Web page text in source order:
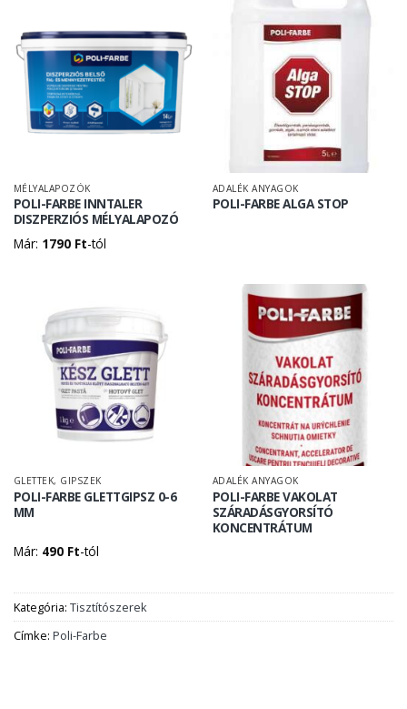
MÉLYALAPOZÓK
POLI-FARBE INNTALER
DISZPERZIÓS MÉLYALAPOZÓ
Már: 1790 Ft-tól
ADALÉK ANYAGOK
POLI-FARBE ALGA STOP
GLETTEK, GIPSZEK
POLI-FARBE GLETTGIPSZ 0-6
MM
Már: 490 Ft-tól
ADALÉK ANYAGOK
POLI-FARBE VAKOLAT
SZÁRADÁSGYORSÍTÓ
KONCENTRÁTUM
Kategória: Tisztítószerek
Címke: Poli-Farbe